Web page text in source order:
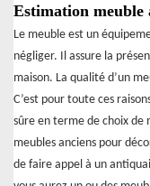
Estimation meuble
Le meuble est un
négliger. Il assure la
maison. La qualité d’un
C’est pour toute ces
sûre en terme de choix de
meubles anciens pour
de faire appel à un